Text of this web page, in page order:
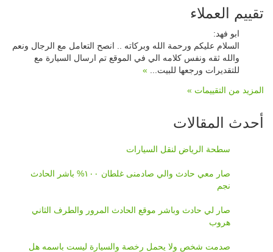
تقييم العملاء
ابو فهد:
السلام عليكم ورحمة الله وبركاته .. انصح التعامل مع الرجال ونعم
والله ثقه ونفس كلامه الي في الموقع تم ارسال السيارة مع
للتقديرات ورجعها للبيت... »
المزيد من التقييمات »
أحدث المقالات
سطحة الرياض لنقل السيارات
صار معي حادث والي صادمنى غلطان ١٠٠% باشر الحادث
نجم
صار لي حادث وباشر موقع الحادث المرور والطرف الثاني
هروب
صدمت شخص ولا يحمل رخصة والسيارة ليست باسمه هل